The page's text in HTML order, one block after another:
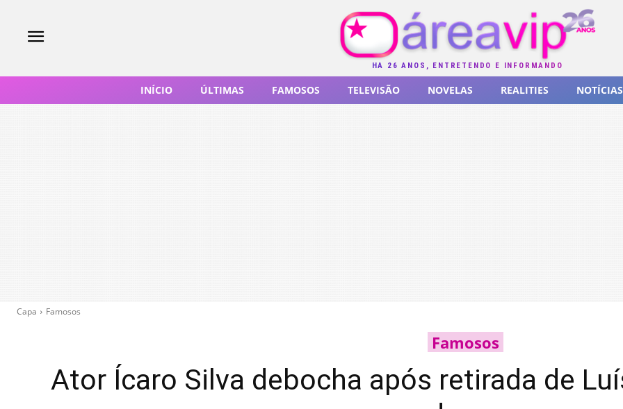
HÁ 26 ANOS, ENTRETENDO E INFORMANDO
INÍCIO ÚLTIMAS FAMOSOS TELEVISÃO NOVELAS REALITIES NOTÍCIAS
Capa Famosos
Famosos
Ator Ícaro Silva debocha após retirada de